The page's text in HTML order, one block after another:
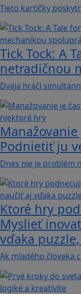
Tieto kartičky
Tick Tock: A
netradičnou
Dvaja hráči
Podnietiť ju
Dnes nie je problém
Ktoré hry
Myslieť
vďaka
Ak mladého človeka